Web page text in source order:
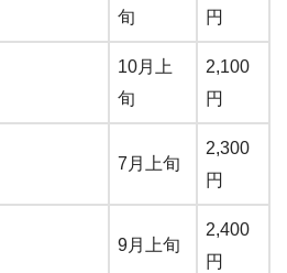
旬
円
10月上
旬
2,100
円
7月上旬
2,300
円
9月上旬
2,400
円